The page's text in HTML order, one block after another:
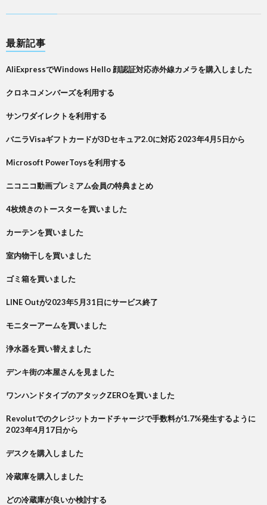
最新記事
AliExpressでWindows Hello 顔認証対応赤外線カメラを購入しました
クロネコメンバーズを利用する
サンワダイレクトを利用する
バニラVisaギフトカードが3Dセキュア2.0に対応 2023年4月5日から
Microsoft PowerToysを利用する
ニコニコ動画プレミアム会員の特典まとめ
4枚焼きのトースターを買いました
カーテンを買いました
室内物干しを買いました
ゴミ箱を買いました
LINE Outが2023年5月31日にサービス終了
モニターアームを買いました
浄水器を買い替えました
デンキ街の本屋さんを見ました
ワンハンドタイプのアタックZEROを買いました
Revolutでのクレジットカードチャージで手数料が1.7%発生するように
2023年4月17日から
デスクを購入しました
冷蔵庫を購入しました
どの冷蔵庫が良いか検討する